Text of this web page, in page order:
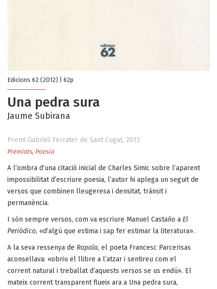
Edicions 62 (2012) | 62p
Una pedra sura
Jaume Subirana
Premi Gabriel Ferrater de Sant Cugat, 2012
Premiats, Poesia
A l’ombra d’una citació inicial de Charles Simic sobre l’aparent
impossibilitat d’escriure poesia, l’autor hi aplega un seguit de
versos que combinen lleugeresa i densitat, trànsit i
permanència.
I són sempre versos, com va escriure Manuel Castaño a El
Periódico, «d’algú que estima i sap fer estimar la literatura».
A la seva ressenya de Rapala, el poeta Francesc Parcerisas
aconsellava: «obriu el llibre a l’atzar i sentireu com el
corrent natural i treballat d’aquests versos se us endú». El
mateix corrent transparent flueix ara a Una pedra sura,